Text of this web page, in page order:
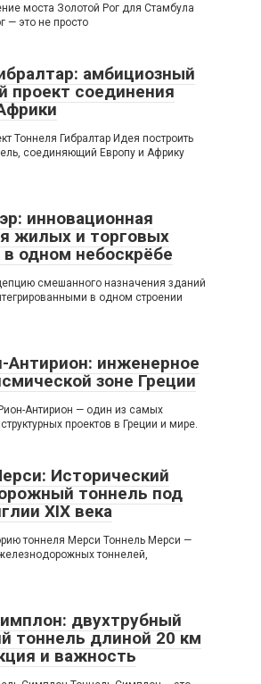
моста Золотой Рог для Стамбула
— это не просто
амбициозный
проект соединения
Тоннеля Гибралтар Идея построить
соединяющий Европу и Африку
инновационная
жилых и торговых
одном небоскрёбе
смешанного назначения зданий
в одном строении
Антирион: инженерное
зоне Греции
Антирион — один из самых
проектов в Греции и мире.
Исторический
тоннель под
XIX века
тоннеля Мерси Тоннель Мерси —
тоннелей,
двухтрубный
тоннель длиной 20 км
и важность